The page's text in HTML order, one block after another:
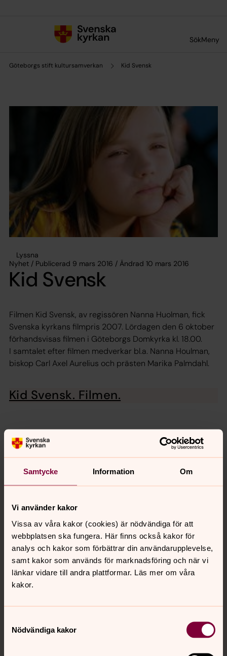
Samtycke Information Om
Vi använder kakor
Vissa av våra kakor (cookies) är nödvändiga för att
webbplatsen ska fungera. Här finns också kakor för
analys och kakor som förbättrar din användarupplevelse,
samt kakor som används för marknadsföring och när vi
länkar vidare till andra plattformar. Läs mer om våra
kakor.
Nödvändiga kakor
SökMeny
Göteborgs stift kultursamverkan Kid Svensk
Lyssna
Nyhet / Publicerad 9 mars 2016 / Ändrad 10 mars 2016
Kid Svensk
Filmen Kid Svensk, av regissören Nanna Huolman, fick
Svenska kyrkans filmpris 2007. Lördagen den 6 oktober
förhandsvisas filmen i Göteborgs Domkyrka kl. 18.00.
I samtalet efter filmen medverkar bl.a. Nanna Houlman,
biskop Carl Axel Aurelius och prästen Marika Palmdahl.
Kid Svensk. Filmen.
Dela
Tillbaka till toppen
Tillbaka till innehållet
Kontakt
Kalender